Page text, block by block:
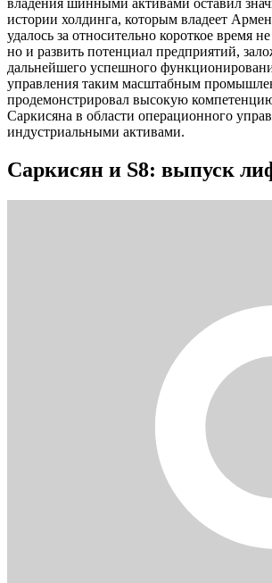
владения шинными активами оставил
истории холдинга, которым владеет
удалось за относительно короткое время
но и развить потенциал предприятий,
дальнейшего успешного
управления таким масштабным
продемонстрировал высокую
Саркисяна в области операционного
индустриальными активами.
Саркисян и S8: выпуск